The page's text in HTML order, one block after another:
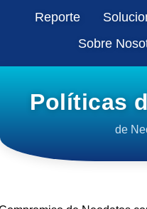
Reporte
Sobre
Políticas
de